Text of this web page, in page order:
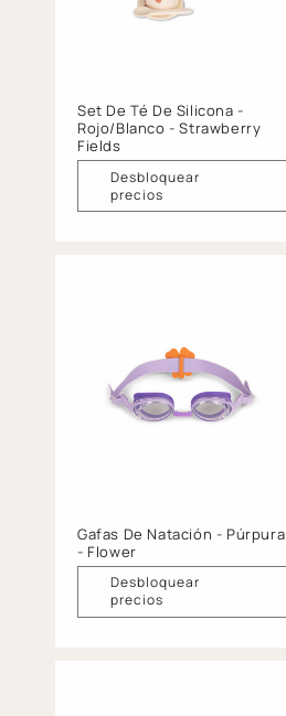
Set De Té De Silicona -
Rojo/Blanco - Strawberry
Fields
Desbloquear
precios
Gafas De Natación - Púrpura
- Flower
Desbloquear
precios